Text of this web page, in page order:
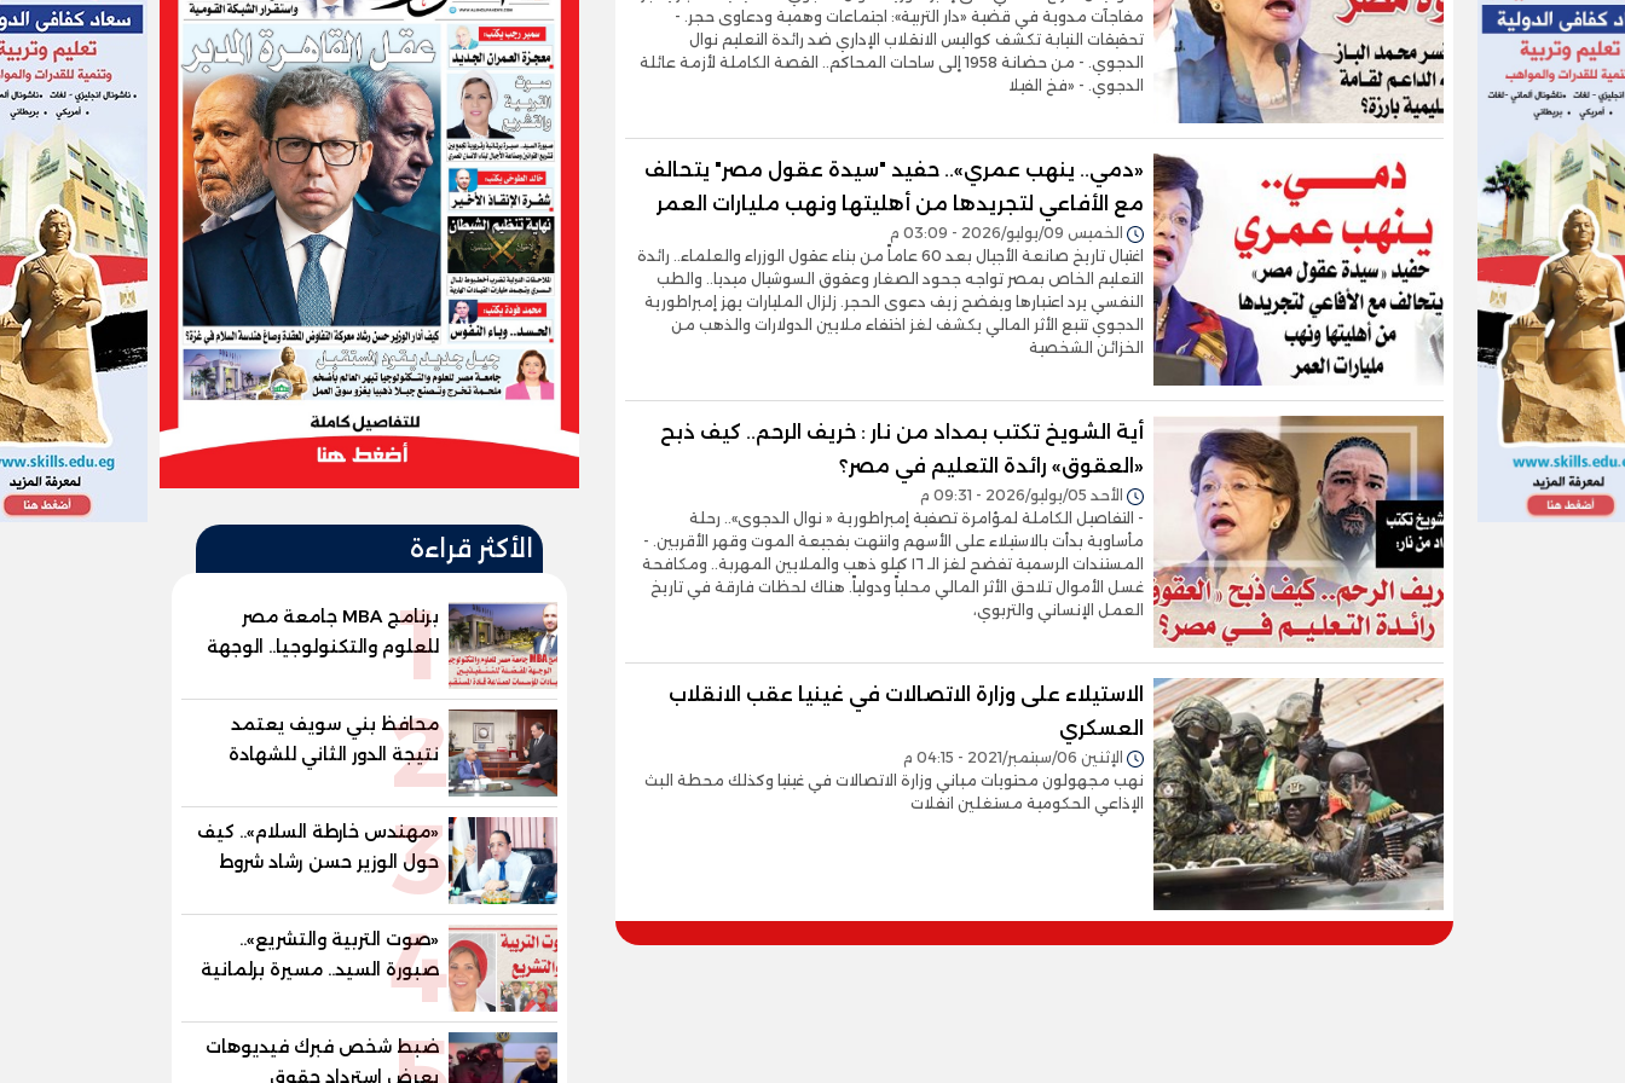
مفاجآت مدوية في قضية «دار التربية»: اجتماعات وهمية ودعاوى حجر. -
تحقيقات النيابة تكشف كواليس الانقلاب الإداري ضد رائدة التعليم نوال
الدجوي. - من حضانة 1958 إلى ساحات المحاكم.. القصة الكاملة لأزمة عائلة
الدجوي. - «فخ الفيلا
«دمي.. ينهب عمري».. حفيد "سيدة عقول مصر" يتحالف
مع الأفاعي لتجريدها من أهليتها ونهب مليارات العمر
الخميس 09/يوليو/2026 - 03:09 م
اغتيال تاريخ صانعة الأجيال بعد 60 عاماً من بناء عقول الوزراء والعلماء.. رائدة
التعليم الخاص بمصر تواجه جحود الصغار وعقوق السوشيال ميديا.. والطب
النفسي يرد اعتبارها ويفضح زيف دعوى الحجر. زلزال المليارات يهز إمبراطورية
الدجوي تتبع الأثر المالي يكشف لغز اختفاء ملايين الدولارات والذهب من
الخزائن الشخصية
أية الشويخ تكتب بمداد من نار : خريف الرحم.. كيف ذبح
«العقوق» رائدة التعليم في مصر؟
الأحد 05/يوليو/2026 - 09:31 م
- التفاصيل الكاملة لمؤامرة تصفية إمبراطورية « نوال الدجوى».. رحلة
مأساوية بدأت بالاستيلاء على الأسهم وانتهت بفجيعة الموت وقهر الأقربين. -
المستندات الرسمية تفضح لغز الـ ١٦ كيلو ذهب والملايين المهربة.. ومكافحة
غسل الأموال تلاحق الأثر المالي محلياً ودولياً. هناك لحظات فارقة في تاريخ
العمل الإنساني والتربوي،
الاستيلاء على وزارة الاتصالات في غينيا عقب الانقلاب
العسكري
الإثنين 06/سبتمبر/2021 - 04:15 م
نهب مجهولون محتويات مباني وزارة الاتصالات في غينيا وكذلك محطة البث
الإذاعي الحكومية مستغلين انفلات
الأكثر قراءة
1
برنامج MBA جامعة مصر
للعلوم والتكنولوجيا.. الوجهة
المفضلة للتنفيذيين وقيادات
المستقبل
2
محافظ بني سويف يعتمد
نتيجة الدور الثاني للشهادة
الإعدادية العامة بنسبة
منازل.. و70.56% للمهنية ..
و100% للصُم وضعاف السمع3
«مهندس خارطة السلام».. كيف
حول الوزير حسن رشاد شروط
الحرب المعقدة إلى "خارطة
4
«صوت التربية والتشريع»..
صبورة السيد.. مسيرة برلمانية
وتربوية تجمع بين تشريع
الإنسان المصري
ضبط شخص فبرك فيديوهات
يعرض استرداد حقوق